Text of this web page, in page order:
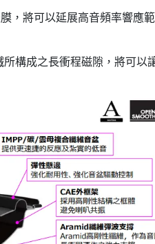
，將可以延展高音頻率響應
構成之長衝程磁隙，將可以